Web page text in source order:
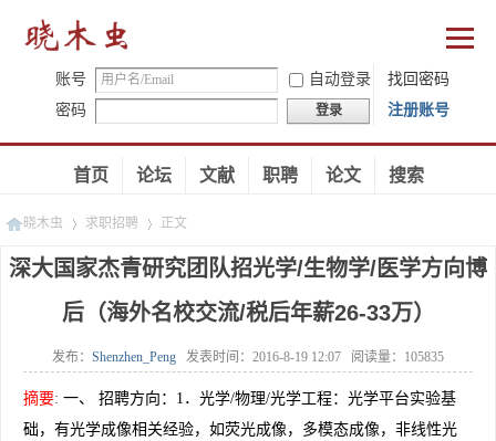
账号 自动登录
找回密码
密码
登录 注册账号
首页 论坛 文献 职聘 论文 搜索
晓木虫
»
求职招聘
»
正文
深大国家杰青研究团队招光学/生物学/医学方向博
后（海外名校交流/税后年薪26-33万）
发布： Shenzhen_Peng 发表时间： 2016-8-19 12:07 阅读量： 105835
摘要: 一、 招聘方向：1．光学/物理/光学工程：光学平台实验基
础，有光学成像相关经验，如荧光成像，多模态成像，非线性光